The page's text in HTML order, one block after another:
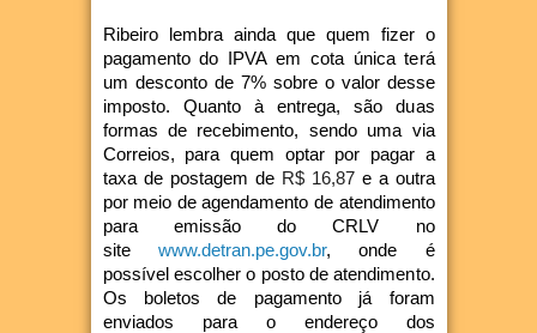
Ribeiro lembra ainda que quem fizer o
pagamento do IPVA em cota única terá
um desconto de 7% sobre o valor desse
imposto. Quanto à entrega, são duas
formas de recebimento, sendo uma via
Correios, para quem optar por pagar a
taxa de postagem de R$ 16,87 e a outra
por meio de agendamento de atendimento
para emissão do CRLV no
site www.detran.pe.gov.br, onde é
possível escolher o posto de atendimento.
Os boletos de pagamento já foram
enviados para o endereço dos